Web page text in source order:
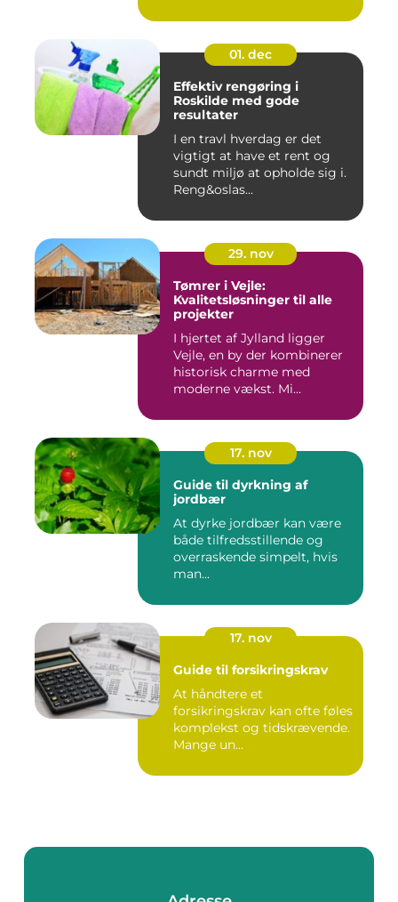
01. dec
Effektiv rengøring i
Roskilde med gode
resultater
I en travl hverdag er det
vigtigt at have et rent og
sundt miljø at opholde sig i.
Reng&oslas...
29. nov
Tømrer i Vejle:
Kvalitetsløsninger til alle
projekter
I hjertet af Jylland ligger
Vejle, en by der kombinerer
historisk charme med
moderne vækst. Mi...
17. nov
Guide til dyrkning af
jordbær
At dyrke jordbær kan være
både tilfredsstillende og
overraskende simpelt, hvis
man...
17. nov
Guide til forsikringskrav
At håndtere et
forsikringskrav kan ofte føles
komplekst og tidskrævende.
Mange un...